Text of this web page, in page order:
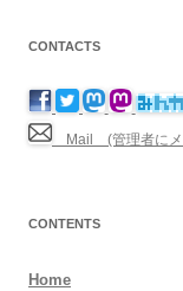
CONTACTS
Mail (管理者にメ
CONTENTS
Home